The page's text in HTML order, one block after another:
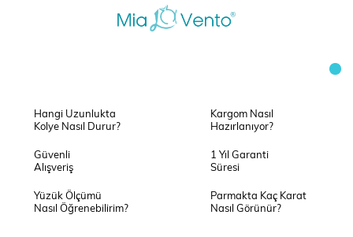
Hangi Uzunlukta
Kolye Nasıl Durur?
Kargom Nasıl
Hazırlanıyor?
Güvenli
Alışveriş
1 Yıl Garanti
Süresi
Yüzük Ölçümü
Nasıl Öğrenebilirim?
Parmakta Kaç Karat
Nasıl Görünür?